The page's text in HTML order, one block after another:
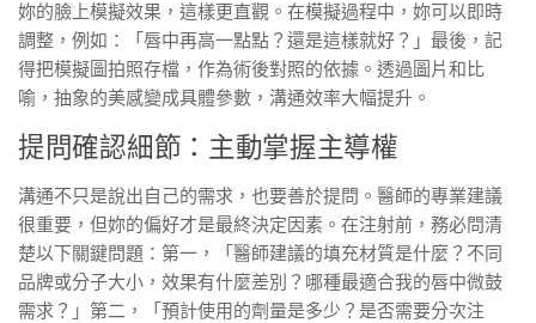
妳的臉上模擬效果，這樣更直觀。在模擬過程中，妳可以即時
調整，例如：「唇中再高一點點？還是這樣就好？」最後，記
得把模擬圖拍照存檔，作為術後對照的依據。透過圖片和比
喻，抽象的美感變成具體參數，溝通效率大幅提升。
提問確認細節：主動掌握主導權
溝通不只是說出自己的需求，也要善於提問。醫師的專業建議
很重要，但妳的偏好才是最終決定因素。在注射前，務必問清
楚以下關鍵問題：第一，「醫師建議的填充材質是什麼？不同
品牌或分子大小，效果有什麼差別？哪種最適合我的唇中微鼓
需求？」第二，「預計使用的劑量是多少？是否需要分次注